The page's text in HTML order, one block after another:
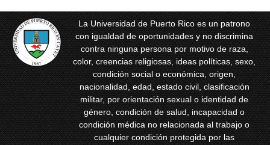
La Universidad de Puerto Rico es un patrono
con igualdad de oportunidades y no discrimina
contra ninguna persona por motivo de raza,
color, creencias religiosas, ideas políticas, sexo,
condición social o económica, origen,
nacionalidad, edad, estado civil, clasificación
militar, por orientación sexual o identidad de
género, condición de salud, incapacidad o
condición médica no relacionada al trabajo o
cualquier condición protegida por las